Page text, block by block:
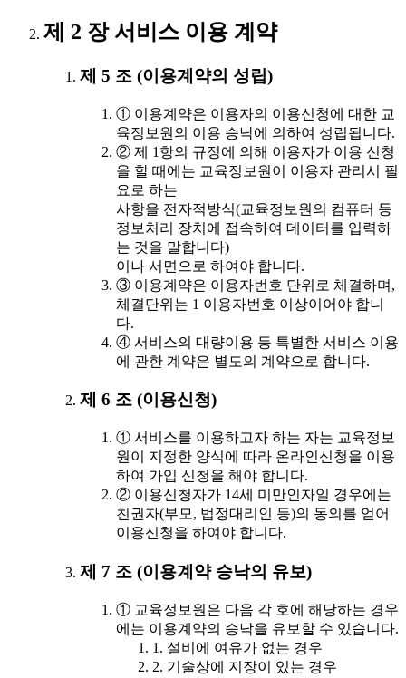
제 2 장 서비스 이용 계약
제 5 조 (이용계약의 성립)
① 이용계약은 이용자의 이용신청에 대한 교
육정보원의 이용 승낙에 의하여 성립됩니다.
② 제 1항의 규정에 의해 이용자가 이용 신청
을 할 때에는 교육정보원이 이용자 관리시 필
요로 하는
사항을 전자적방식(교육정보원의 컴퓨터 등
정보처리 장치에 접속하여 데이터를 입력하
는 것을 말합니다)
이나 서면으로 하여야 합니다.
③ 이용계약은 이용자번호 단위로 체결하며,
체결단위는 1 이용자번호 이상이어야 합니
다.
④ 서비스의 대량이용 등 특별한 서비스 이용
에 관한 계약은 별도의 계약으로 합니다.
제 6 조 (이용신청)
① 서비스를 이용하고자 하는 자는 교육정보
원이 지정한 양식에 따라 온라인신청을 이용
하여 가입 신청을 해야 합니다.
② 이용신청자가 14세 미만인자일 경우에는
친권자(부모, 법정대리인 등)의 동의를 얻어
이용신청을 하여야 합니다.
제 7 조 (이용계약 승낙의 유보)
① 교육정보원은 다음 각 호에 해당하는 경우
에는 이용계약의 승낙을 유보할 수 있습니다.
1. 설비에 여유가 없는 경우
2. 기술상에 지장이 있는 경우